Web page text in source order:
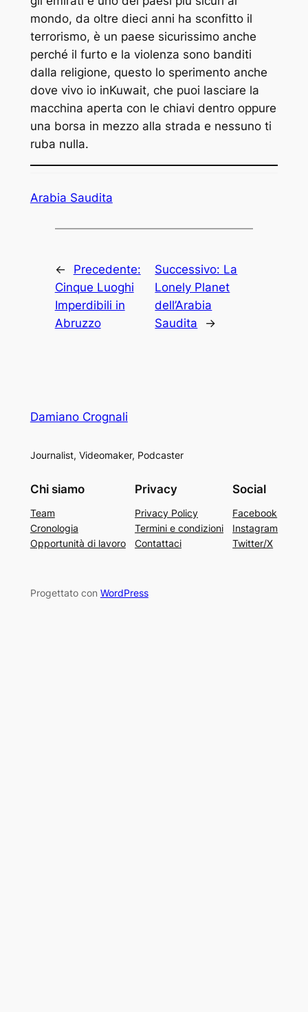
mondo, da oltre dieci anni ha sconfitto il
terrorismo, è un paese sicurissimo anche
perché il furto e la violenza sono banditi
dalla religione, questo lo sperimento anche
dove vivo io inKuwait, che puoi lasciare la
macchina aperta con le chiavi dentro oppure
una borsa in mezzo alla strada e nessuno ti
ruba nulla.
Arabia Saudita
←
Precedente:
Cinque Luoghi
Imperdibili in
Abruzzo
Successivo: La
Lonely Planet
dell’Arabia
Saudita
→
Damiano Crognali
Journalist, Videomaker, Podcaster
Chi siamo
Team
Cronologia
Opportunità di lavoro
Privacy
Privacy Policy
Termini e condizioni
Contattaci
Social
Facebook
Instagram
Twitter/X
Progettato con WordPress